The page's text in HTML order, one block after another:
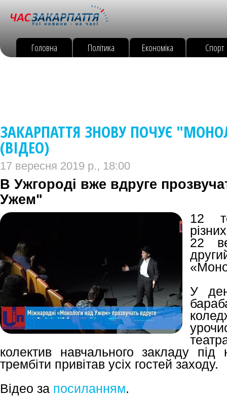
Головна Політика Економіка Спорт
ЗАКАРПАТТЯ ЗНОВУ ПОЧУЄ
(ВІДЕО)
17 вересня 2019 р., 18:00
В Ужгороді вже вдруге
Ужем"
12
22
У
колектив навчального закладу
трембіти привітав усіх гостей заходу.
Відео за посиланням.